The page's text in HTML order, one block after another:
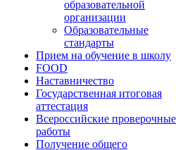
образовательной
организации
Образовательные
стандарты
Прием на обучение в школу
FOOD
Наставничество
Государственная итоговая
аттестация
Всероссийские проверочные
работы
Получение общего